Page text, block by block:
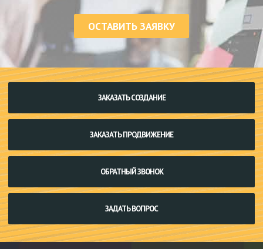
ОСТАВИТЬ ЗАЯВКУ
ЗАКАЗАТЬ СОЗДАНИЕ
ЗАКАЗАТЬ ПРОДВИЖЕНИЕ
ОБРАТНЫЙ ЗВОНОК
ЗАДАТЬ ВОПРОС